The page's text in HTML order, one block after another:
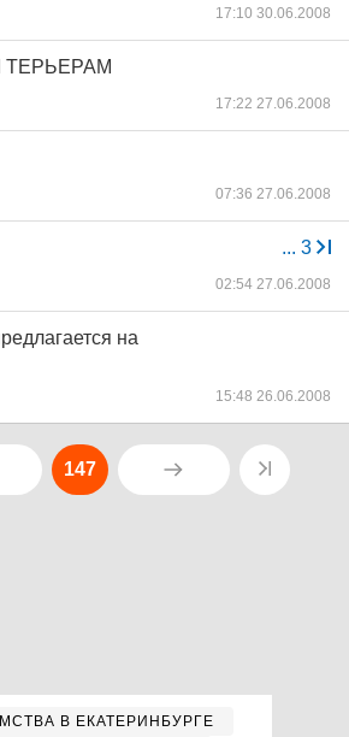
17:10 30.06.2008
ТЕРЬЕРАМ
17:22 27.06.2008
07:36 27.06.2008
... 3
02:54 27.06.2008
на
15:48 26.06.2008
147
В ЕКАТЕРИНБУРГЕ